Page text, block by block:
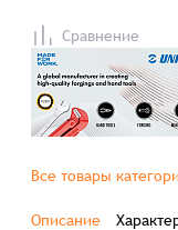
Сравнение
Все товары
Описание